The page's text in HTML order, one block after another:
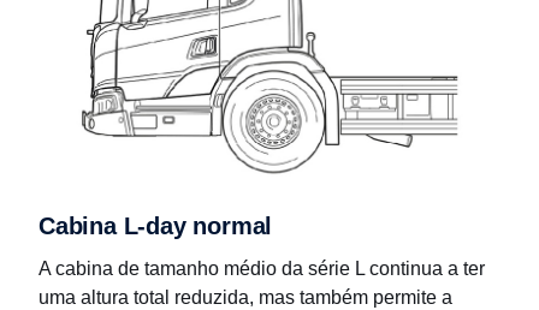
Cabina L-day normal
A cabina de tamanho médio da série L continua a ter
uma altura total reduzida, mas também permite a